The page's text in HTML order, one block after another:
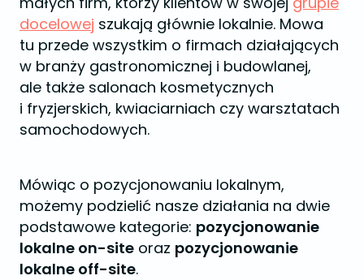
docelowej szukają głównie lokalnie. Mowa
tu przede wszystkim o firmach działających
w branży gastronomicznej i budowlanej,
ale także salonach kosmetycznych
i fryzjerskich, kwiaciarniach czy warsztatach
samochodowych.
Mówiąc o pozycjonowaniu lokalnym,
możemy podzielić nasze działania na dwie
podstawowe kategorie: pozycjonowanie
lokalne on-site oraz pozycjonowanie
lokalne off-site.